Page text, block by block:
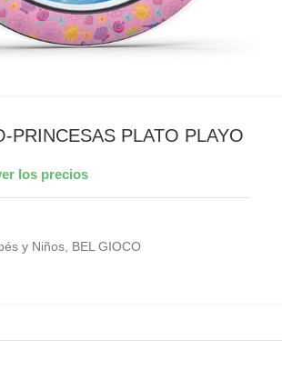
PRINCESAS PLATO PLAYO
los precios
y Niños, BEL GIOCO